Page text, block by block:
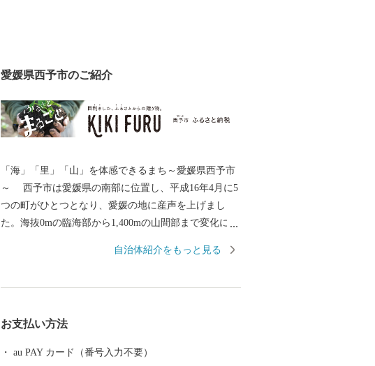
愛媛県西予市のご紹介
「海」「里」「山」を体感できるまち～愛媛県西予市
～ 西予市は愛媛県の南部に位置し、平成16年4月に5
つの町がひとつとなり、愛媛の地に産声を上げまし
た。海抜0mの臨海部から1,400mの山間部まで変化に富
オパーク」として日本ジオパークに認定され、美しく
ふるさと」であるよう、未来へ輝く西予市づくりに全
力で取り組んでまいります。
自治体紹介をもっと見る
お支払い方法
au PAY カード（番号入力不要）